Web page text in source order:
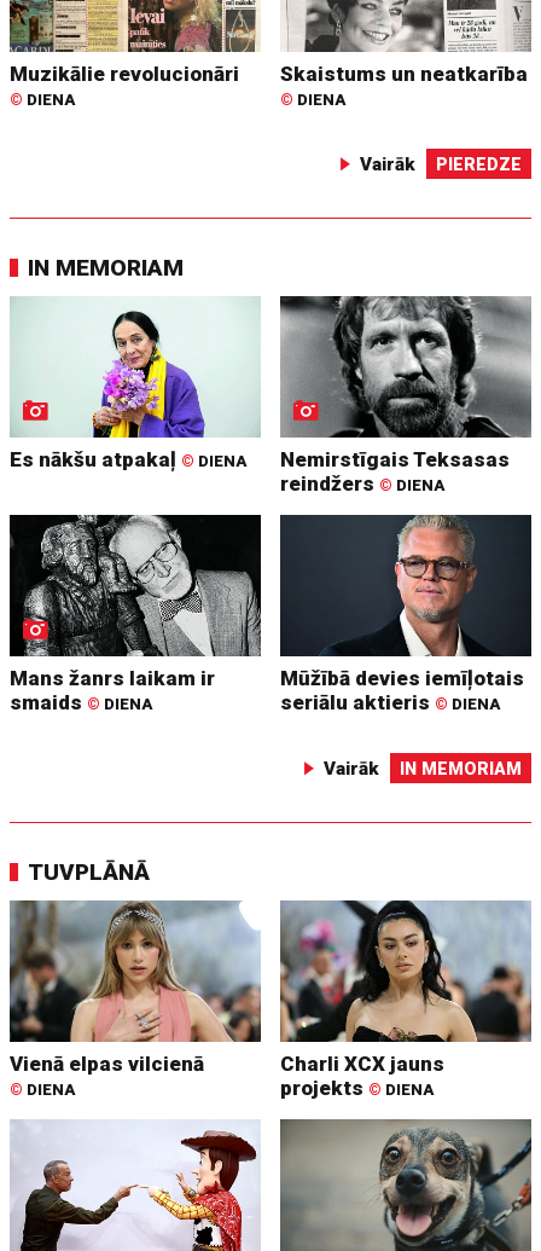
Muzikālie revolucionāri
© DIENA
Skaistums un neatkarība
© DIENA
Vairāk PIEREDZE
IN MEMORIAM
Es nākšu atpakaļ © DIENA
Nemirstīgais Teksasas
reindžers © DIENA
Mans žanrs laikam ir
smaids © DIENA
Mūžībā devies iemīļotais
seriālu aktieris © DIENA
Vairāk IN MEMORIAM
TUVPLĀNĀ
Vienā elpas vilcienā
© DIENA
Charli XCX jauns
projekts © DIENA